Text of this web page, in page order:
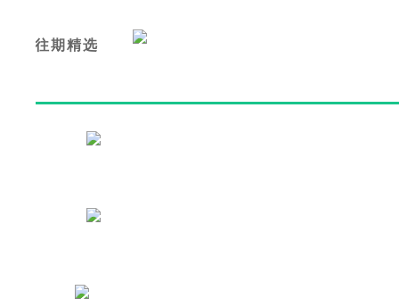
往期精选